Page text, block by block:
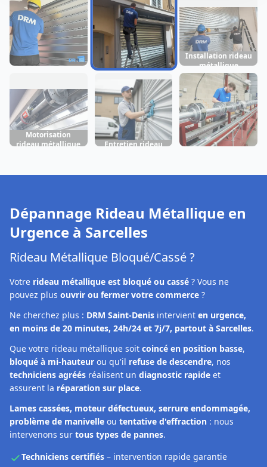
Sarcelles
Réparation rideau
métallique
Sarcelles
Installation rideau
métallique
Sarcelles
Motorisation
rideau métallique
Entretien rideau
Dépannage Rideau Métallique en
Urgence à Sarcelles
Rideau Métallique Bloqué/Cassé ?
Votre rideau métallique est bloqué ou cassé ? Vous ne
pouvez plus ouvrir ou fermer votre commerce ?
Ne cherchez plus : DRM Saint-Denis intervient en urgence,
en moins de 20 minutes, 24h/24 et 7j/7, partout à Sarcelles.
Que votre rideau métallique soit coincé en position basse,
bloqué à mi-hauteur ou qu'il refuse de descendre, nos
techniciens agréés réalisent un diagnostic rapide et
assurent la réparation sur place.
Lames cassées, moteur défectueux, serrure endommagée,
problème de manivelle ou tentative d'effraction : nous
intervenons sur tous types de pannes.
Techniciens certifiés – intervention rapide garantie